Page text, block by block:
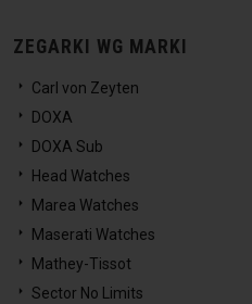
ZEGARKI WG MARKI
Carl von Zeyten
DOXA
DOXA Sub
Head Watches
Marea Watches
Maserati Watches
Mathey-Tissot
Sector No Limits